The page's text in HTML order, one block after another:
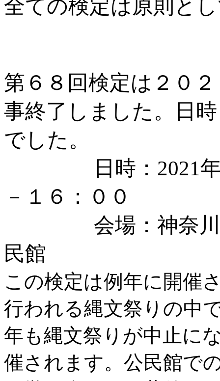
全ての検定は原則と
第６８回検定は２０
事終了しました。日
でした。
日時：2021年11
－１６：００
会場：神奈川県
民館
この検定は例年に開催
行われる縄文祭りの中
年も縄文祭りが中止に
催されます。公民館で